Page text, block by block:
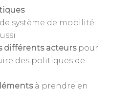
système de mobilité
différents acteurspour
des politiques de
à prendre en